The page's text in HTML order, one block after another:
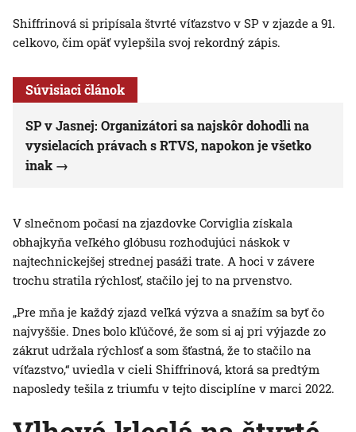
Shiffrinová si pripísala štvrté víťazstvo v SP v zjazde a 91.
celkovo, čim opäť vylepšila svoj rekordný zápis.
Súvisiaci článok
SP v Jasnej: Organizátori sa najskôr dohodli na
vysielacích právach s RTVS, napokon je všetko
inak
V slnečnom počasí na zjazdovke Corviglia získala
obhajkyňa veľkého glóbusu rozhodujúci náskok v
najtechnickejšej strednej pasáži trate. A hoci v závere
trochu stratila rýchlosť, stačilo jej to na prvenstvo.
„Pre mňa je každý zjazd veľká výzva a snažím sa byť čo
najvyššie. Dnes bolo kľúčové, že som si aj pri výjazde zo
zákrut udržala rýchlosť a som šťastná, že to stačilo na
víťazstvo,“ uviedla v cieli Shiffrinová, ktorá sa predtým
naposledy tešila z triumfu v tejto disciplíne v marci 2022.